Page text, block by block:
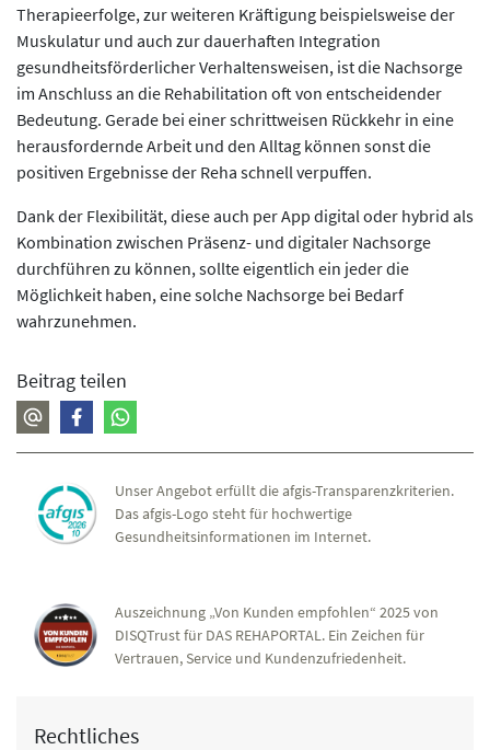
Therapieerfolge, zur weiteren Kräftigung beispielsweise der
Muskulatur und auch zur dauerhaften Integration
gesundheitsförderlicher Verhaltensweisen, ist die Nachsorge
im Anschluss an die Rehabilitation oft von entscheidender
Bedeutung. Gerade bei einer schrittweisen Rückkehr in eine
herausfordernde Arbeit und den Alltag können sonst die
positiven Ergebnisse der Reha schnell verpuffen.
Dank der Flexibilität, diese auch per App digital oder hybrid als
Kombination zwischen Präsenz- und digitaler Nachsorge
durchführen zu können, sollte eigentlich ein jeder die
Möglichkeit haben, eine solche Nachsorge bei Bedarf
wahrzunehmen.
Beitrag teilen
Unser Angebot erfüllt die afgis-Transparenzkriterien.
Das afgis-Logo steht für hochwertige
Gesundheitsinformationen im Internet.
Auszeichnung „Von Kunden empfohlen“ 2025 von
DISQTrust für DAS REHAPORTAL. Ein Zeichen für
Vertrauen, Service und Kundenzufriedenheit.
Rechtliches